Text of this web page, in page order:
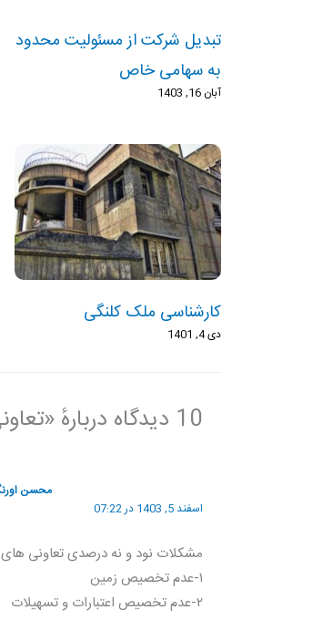
تبدیل شرکت از مسئولیت محدود
به سهامی خاص
آبان 16, 1403
کارشناسی ملک کلنگی
دی 4, 1401
10 دیدگاه دربارهٔ «تعاونی های مسکن کارمندی و کارگری»
محسن
اسفند 5, 1403 در 07:22
مشکلات نود و نه درصدی تعاونی
۱-عدم تخصیص زمین
۲-عدم‌ تخصیص اعتبارات و تسهیلات